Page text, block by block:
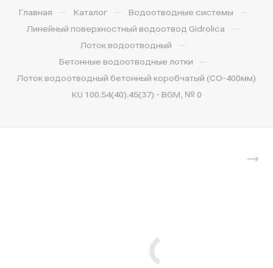
Главная — Каталог — Водоотводные системы —
Линейный поверхностный водоотвод Gidrolica —
Лоток водоотводный —
Бетонные водоотводные лотки —
Лоток водоотводный бетонный коробчатый (СО-400мм)
КU 100.54(40).45(37) - BGМ, № 0